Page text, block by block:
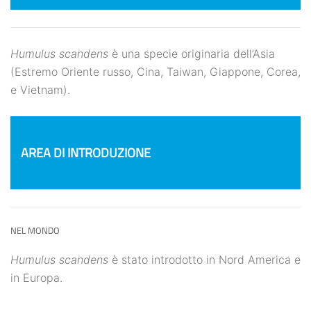
Humulus scandens è una specie originaria dell’Asia
(Estremo Oriente russo, Cina, Taiwan, Giappone, Corea,
e Vietnam).
AREA DI INTRODUZIONE
NEL MONDO
Humulus scandens è stato introdotto in Nord America e
in Europa.